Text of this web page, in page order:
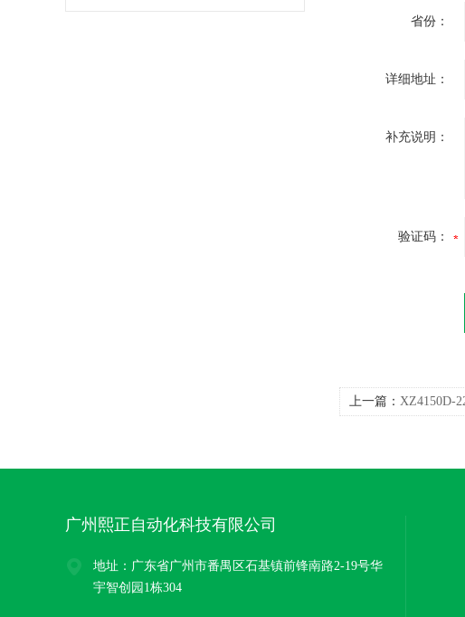
省份：
详细地址：
补充说明：
验证码：
上一篇： XZ4150D-
广州熙正自动化科技有限公司
地址：广东省广州市番禺区石基镇前锋南路2-19号华
宇智创园1栋304